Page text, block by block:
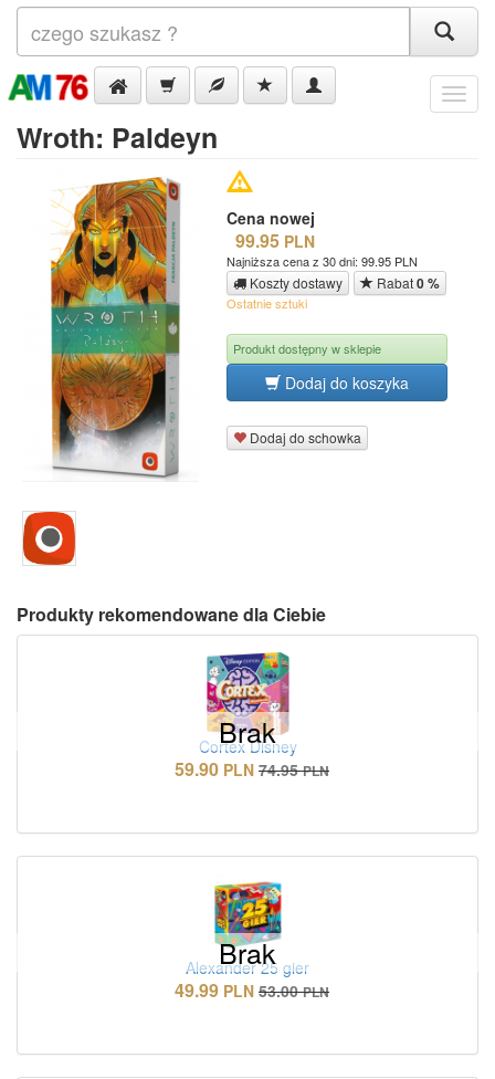
Menu
Wroth: Paldeyn
Cena nowej
99.95 PLN
Najniższa cena z 30 dni: 99.95 PLN
Koszty dostawy Rabat0 %
Ostatnie sztuki
Produkt dostępny w sklepie
Dodaj do koszyka
Dodaj do schowka
Produkty rekomendowane dla Ciebie
Brak
Cortex Disney
59.90 PLN 74.95 PLN
Brak
Alexander 25 gier
49.99 PLN 53.00 PLN